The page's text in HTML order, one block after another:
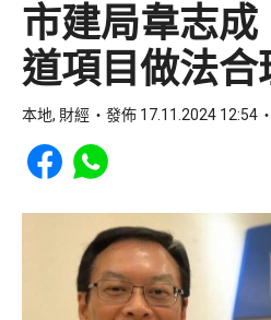
市建局韋志
道項目做法合
本地, 財經 發佈 17.11.2024 12:54
Share to Facebook
Share to WhatsApp